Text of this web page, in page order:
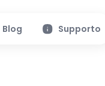
Blog Supporto